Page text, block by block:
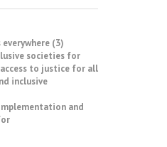
(3)
societies for
to justice for all
inclusive
and